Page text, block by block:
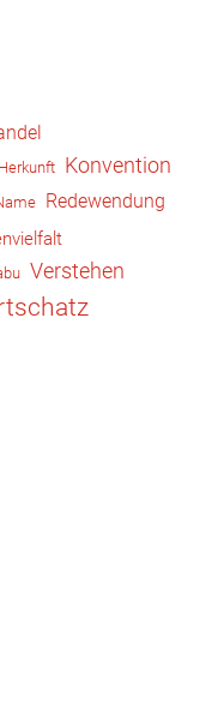
Herkunft Konvention
Redewendung
Verstehen